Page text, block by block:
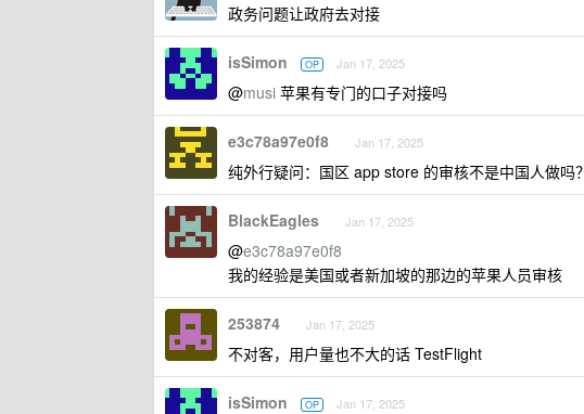
政务问题让政府去对接
isSimon OP Jan 17, 2025
@musi 苹果有专门的口子对接吗
e3c78a97e0f8 Jan 17, 2025
纯外行疑问：国区 app store 的审核不是中国人做吗？
BlackEagles Jan 17, 2025
@e3c78a97e0f8
我的经验是美国或者新加坡的那边的苹果人员审核
253874 Jan 17, 2025
不对客，用户量也不大的话 TestFlight
isSimon OP Jan 17, 2025